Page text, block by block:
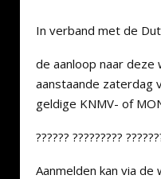
In verband met de
de aanloop naar
aanstaande zaterdag
geldige KNMV- of
?????? ?????????
Aanmelden kan via de